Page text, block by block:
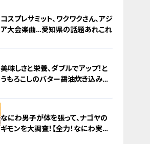
コスプレサミット、ワクワクさん、アジ
ア大会楽曲…愛知県の話題あれこれ
美味しさと栄養、ダブルでアップ！と
うもろこしのバター醤油炊き込みご
なにわ男子が体を張って、ナゴヤの
ギモンを大調査！【全力！なにわ実験